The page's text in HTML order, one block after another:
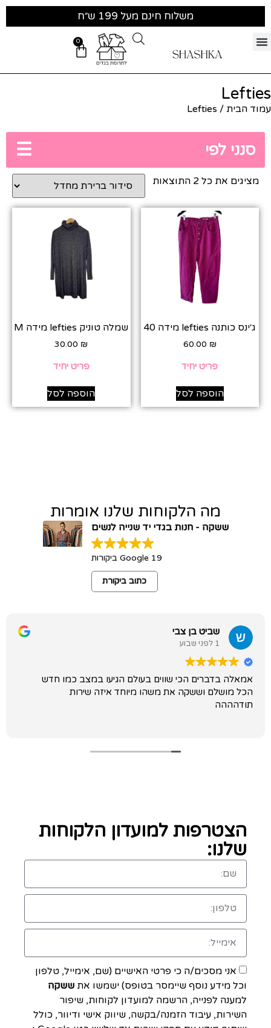
משלוח חינם מעל 199 ש״ח
0
Lefties
עמוד הבית / Lefties
סנני לפי ☰
מציגים את כל ⁦2⁩ התוצאות
ג׳ינס כותנה lefties מידה 40
60.00 ₪
פריט יחיד
הוספה לסל
שמלה טוניק lefties מידה M
30.00 ₪
פריט יחיד
הוספה לסל
מה הלקוחות שלנו אומרות
ששקה - חנות בגדי יד שנייה לנשים
19 Google ביקורות
כתוב ביקורת
שביט בן צבי
1 לפני שבוע
אמאלה בדברים הכי שווים בעולם הגיעו במצב כמו חדש
הכל מושלם וששקה את משהו מיוחד איזה שירות
תודהההה
הצטרפות למועדון הלקוחות
שלנו:
אני מסכים/ה כי פרטי האישיים (שם, אימייל, טלפון
וכל מידע נוסף שיימסר בטופס) ישמשו את ששקה
למענה לפנייה, הרשמה למועדון לקוחות, שיפור
השירות, עיבוד הזמנה/בקשה, שיווק אישי ודיוור, כולל